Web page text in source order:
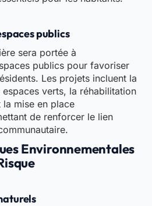
publics
sera portée à
publics pour favoriser
Les projets incluent la
verts, la réhabilitation
mise en place
de renforcer le lien
Environnementales